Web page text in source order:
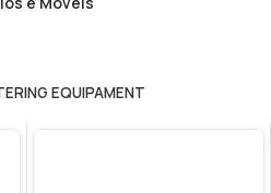
EQUIPAMENT